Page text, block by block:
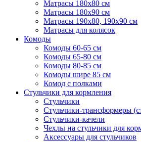
Матрасы 180х80 см
Матрасы 180х90 см
Матрасы 190х80, 190х90 см
Матрасы для колясок
Комоды
Комоды 60-65 см
Комоды 65-80 см
Комоды 80-85 см
Комоды шире 85 см
Комод с полками
Стульчики для кормления
Стульчики
Стульчики-трансформеры
Стульчики-качели
Чехлы на стульчики для
Аксессуары для стульчиков